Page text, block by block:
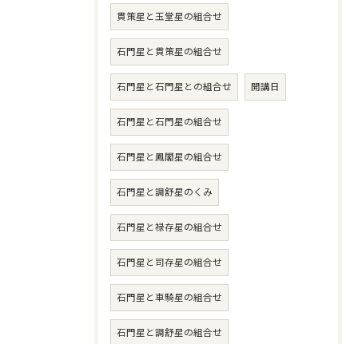
貫策星と玉堂星の組合せ
石門星と貫策星の組合せ
石門星と石門星との組合せ 開講日
石門星と石門星の組合せ
石門星と鳳閣星の組合せ
石門星と調舒星のくみ
石門星と禄存星の組合せ
石門星と司存星の組合せ
石門星と車騎星の組合せ
石門星と調舒星の組合せ